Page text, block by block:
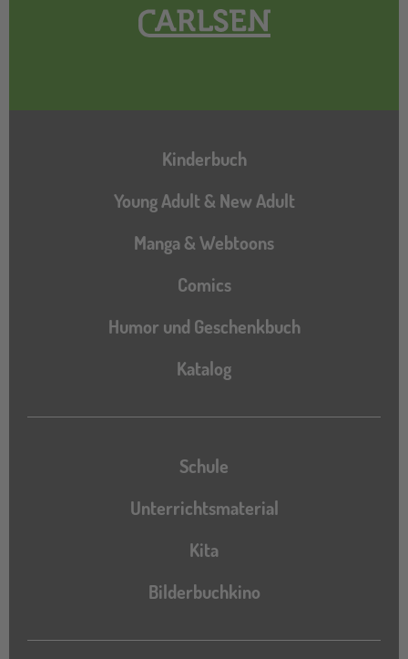
Hauptnavigation
Kinderbuch
Young Adult & New Adult
Manga & Webtoons
Comics
Humor und Geschenkbuch
Katalog
Katalog
Schule
Unterrichtsmaterial
Kita
Bilderbuchkino